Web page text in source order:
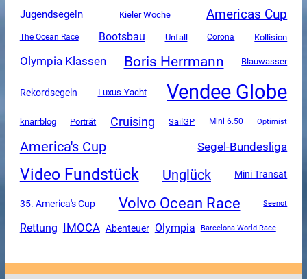
Jugendsegeln Kieler Woche Americas Cup
The Ocean Race Bootsbau Unfall Corona Kollision
Olympia Klassen Boris Herrmann Blauwasser
Rekordsegeln Luxus-Yacht Vendee Globe
knarrblog Porträt Cruising SailGP Mini 6.50 Optimist
America's Cup Segel-Bundesliga
Video Fundstück Unglück Mini Transat
35. America's Cup Volvo Ocean Race Seenot
Rettung IMOCA Abenteuer Olympia Barcelona World Race